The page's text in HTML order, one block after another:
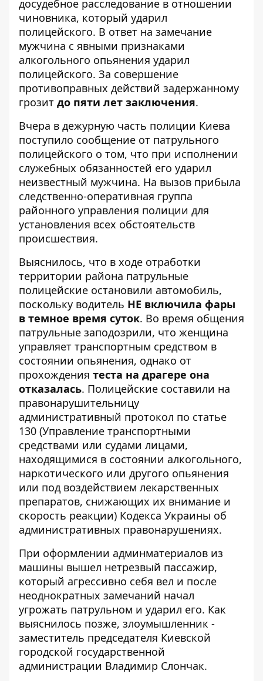
досудебное расследование в отношении
чиновника, который ударил
полицейского. В ответ на замечание
мужчина с явными признаками
алкогольного опьянения ударил
полицейского. За совершение
противоправных действий задержанному
грозит до пяти лет заключения.
Вчера в дежурную часть полиции Киева
поступило сообщение от патрульного
полицейского о том, что при исполнении
служебных обязанностей его ударил
неизвестный мужчина. На вызов прибыла
следственно-оперативная группа
районного управления полиции для
установления всех обстоятельств
происшествия.
Выяснилось, что в ходе отработки
территории района патрульные
полицейские остановили автомобиль,
поскольку водитель НЕ включила фары
в темное время суток. Во время общения
патрульные заподозрили, что женщина
управляет транспортным средством в
состоянии опьянения, однако от
прохождения теста на драгере она
отказалась. Полицейские составили на
правонарушительницу
административный протокол по статье
130 (Управление транспортными
средствами или судами лицами,
находящимися в состоянии алкогольного,
наркотического или другого опьянения
или под воздействием лекарственных
препаратов, снижающих их внимание и
скорость реакции) Кодекса Украины об
административных правонарушениях.
При оформлении админматериалов из
машины вышел нетрезвый пассажир,
который агрессивно себя вел и после
неоднократных замечаний начал
угрожать патрульном и ударил его. Как
выяснилось позже, злоумышленник -
заместитель председателя Киевской
городской государственной
администрации Владимир Слончак.